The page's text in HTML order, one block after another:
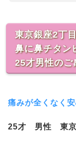
東京銀座2丁
鼻に鼻チタン
25才男性の
痛みが全くなく安
25才 男性 東京